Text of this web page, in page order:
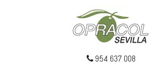
954 637 008